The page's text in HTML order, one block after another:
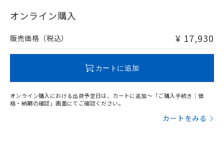
在庫等で未対応品が混在する可能性があります。
問い合わせください。
オンライン購入
販売価格（税込） ¥ 17,930
カートに追加
オンライン購入における出荷予定日は、カートに追加～「ご購入手続き：価
格・納期の確認」画面にてご確認ください。
カートをみる